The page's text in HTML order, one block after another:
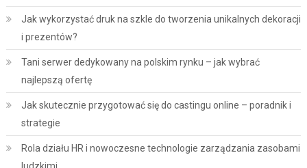
Jak wykorzystać druk na szkle do tworzenia unikalnych dekoracji
i prezentów?
Tani serwer dedykowany na polskim rynku – jak wybrać
najlepszą ofertę
Jak skutecznie przygotować się do castingu online – poradnik i
strategie
Rola działu HR i nowoczesne technologie zarządzania zasobami
ludzkimi